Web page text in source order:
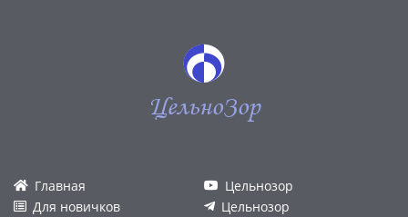
ЦельноЗор
Главная
Для новичков
Цельнозор
Цельнозор